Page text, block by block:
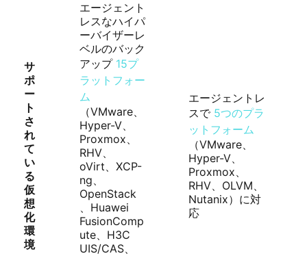
サ
ポ
ー
ト
さ
れ
て
い
る
仮
想
化
環
境
エージェント
レスなハイパ
ーバイザーレ
ベルのバック
アップ 15プ
ラットフォー
ム
（VMware、
Hyper-V、
Proxmox、
RHV、
oVirt、XCP-
ng、
OpenStack
、Huawei
FusionComp
ute、H3C
UIS/CAS、
エージェントレ
スで 5つのプラ
ットフォーム
（VMware、
Hyper-V、
Proxmox、
RHV、OLVM、
Nutanix）に対
応